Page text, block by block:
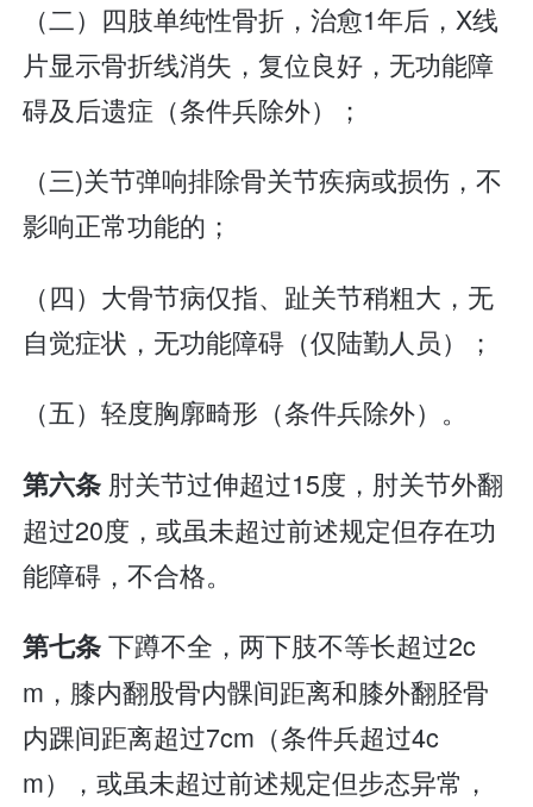
（二）四肢单纯性骨折，治愈1年后，X线
片显示骨折线消失，复位良好，无功能障
碍及后遗症（条件兵除外）；
（三)关节弹响排除骨关节疾病或损伤，不
影响正常功能的；
（四）大骨节病仅指、趾关节稍粗大，无
自觉症状，无功能障碍（仅陆勤人员）；
（五）轻度胸廓畸形（条件兵除外）。
第六条 肘关节过伸超过15度，肘关节外翻
超过20度，或虽未超过前述规定但存在功
能障碍，不合格。
第七条下蹲不全，两下肢不等长超过2c
m，膝内翻股骨内髁间距离和膝外翻胫骨
内踝间距离超过7cm（条件兵超过4c
m），或虽未超过前述规定但步态异常，